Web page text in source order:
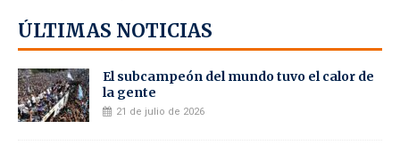
ÚLTIMAS NOTICIAS
El subcampeón del mundo tuvo el calor de
la gente
21 de julio de 2026